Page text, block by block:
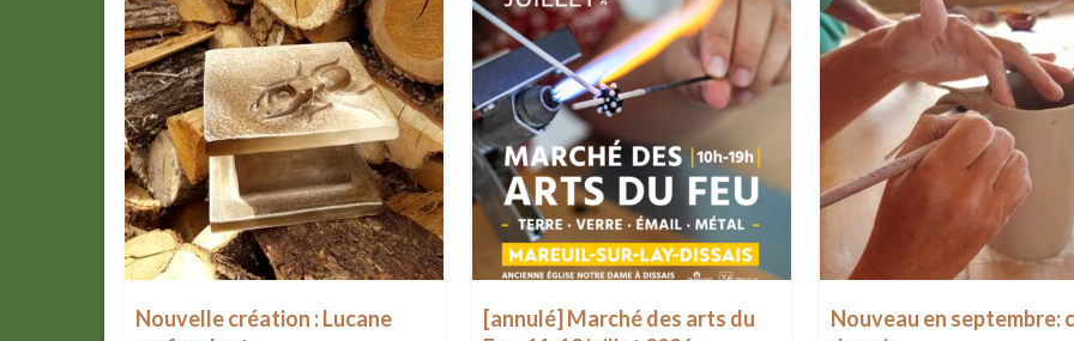
Nouvelle création : Lucane
[annulé] Marché des arts du
Nouveau en septembre: